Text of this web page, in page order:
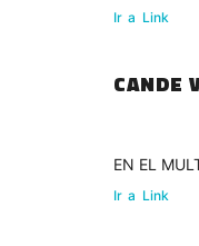
Ir a Link
CANDE
EN EL
Ir a Link